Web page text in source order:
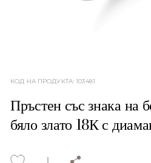
КОД НА ПРОДУКТА:103481
Пръстен със знака на
бяло злато 18К с